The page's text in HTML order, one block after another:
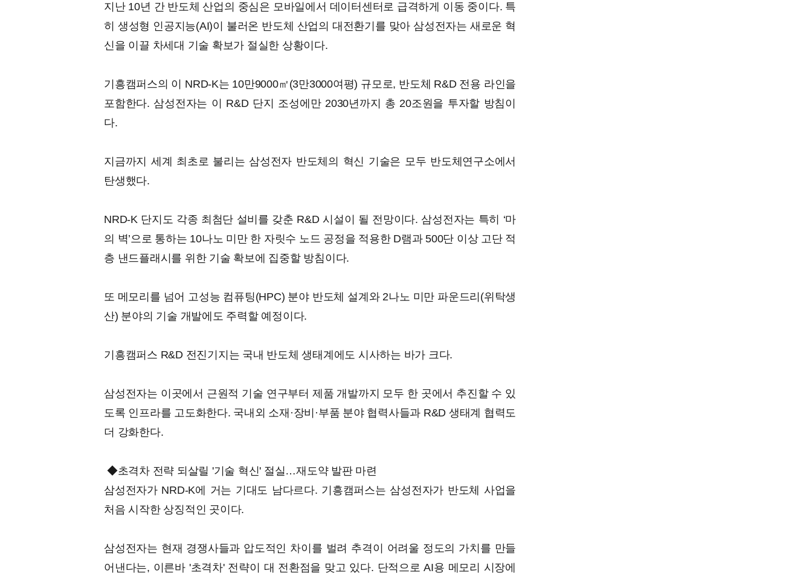
지난 10년 간 반도체 산업의 중심은 모바일에서 데이터센터로 급격하게 이동 중이다. 특
히 생성형 인공지능(AI)이 불러온 반도체 산업의 대전환기를 맞아 삼성전자는 새로운 혁
신을 이끌 차세대 기술 확보가 절실한 상황이다.
기흥캠퍼스의 이 NRD-K는 10만9000㎡(3만3000여평) 규모로, 반도체 R&D 전용 라인을
포함한다. 삼성전자는 이 R&D 단지 조성에만 2030년까지 총 20조원을 투자할 방침이
다.
지금까지 세계 최초로 불리는 삼성전자 반도체의 혁신 기술은 모두 반도체연구소에서
탄생했다.
NRD-K 단지도 각종 최첨단 설비를 갖춘 R&D 시설이 될 전망이다. 삼성전자는 특히 ‘마
의 벽’으로 통하는 10나노 미만 한 자릿수 노드 공정을 적용한 D램과 500단 이상 고단 적
층 낸드플래시를 위한 기술 확보에 집중할 방침이다.
또 메모리를 넘어 고성능 컴퓨팅(HPC) 분야 반도체 설계와 2나노 미만 파운드리(위탁생
산) 분야의 기술 개발에도 주력할 예정이다.
기흥캠퍼스 R&D 전진기지는 국내 반도체 생태계에도 시사하는 바가 크다.
삼성전자는 이곳에서 근원적 기술 연구부터 제품 개발까지 모두 한 곳에서 추진할 수 있
도록 인프라를 고도화한다. 국내외 소재·장비·부품 분야 협력사들과 R&D 생태계 협력도
더 강화한다.
◆초격차 전략 되살릴 '기술 혁신' 절실…재도약 발판 마련
삼성전자가 NRD-K에 거는 기대도 남다르다. 기흥캠퍼스는 삼성전자가 반도체 사업을
처음 시작한 상징적인 곳이다.
삼성전자는 현재 경쟁사들과 압도적인 차이를 벌려 추격이 어려울 정도의 가치를 만들
어낸다는, 이른바 '초격차' 전략이 대 전환점을 맞고 있다. 단적으로 AI용 메모리 시장에